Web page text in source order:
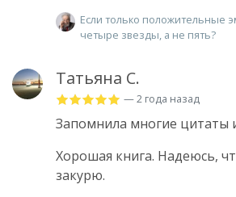
Если только положительные
четыре звезды, а не пять?
Татьяна С.
— 2 года назад
Запомнила многие цитаты
Хорошая книга. Надеюсь,
закурю.